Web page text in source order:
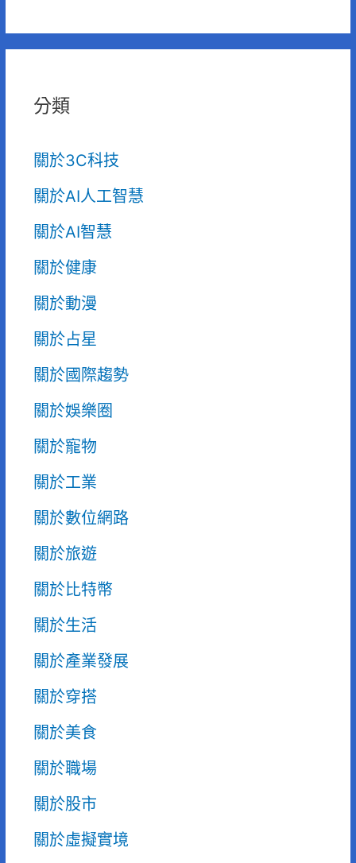
分類
關於3C科技
關於AI人工智慧
關於AI智慧
關於健康
關於動漫
關於占星
關於國際趨勢
關於娛樂圈
關於寵物
關於工業
關於數位網路
關於旅遊
關於比特幣
關於生活
關於產業發展
關於穿搭
關於美食
關於職場
關於股市
關於虛擬實境